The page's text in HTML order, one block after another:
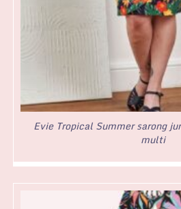
Evie Tropical Summer sarong
multi